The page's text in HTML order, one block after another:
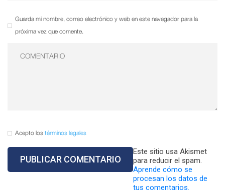
Guarda mi nombre, correo electrónico y web en este navegador para la
próxima vez que comente.
Acepto los términos legales
Este sitio usa Akismet
para reducir el spam.
Aprende cómo se
procesan los datos de
tus comentarios.